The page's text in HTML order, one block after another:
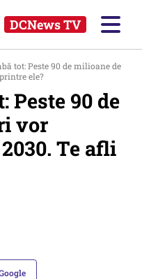
DCNews TV
tot: Peste 90 de milioane de
ele?
Peste 90 de
vor
Te afli